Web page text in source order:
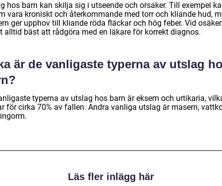
hos barn kan skilja sig i utseende och orsaker. Till exempel
vara kroniskt och återkommande med torr och kliande hud,
ger upphov till kliande röda fläckar och hög feber. Vid
alltid bäst att rådgöra med en läkare för korrekt diagnos.
är de vanligaste typerna av utslag
typerna av utslag hos barn är eksem och urtikaria,
för cirka 70% av fallen. Andra vanliga utslag är masern,
Läs fler inlägg här